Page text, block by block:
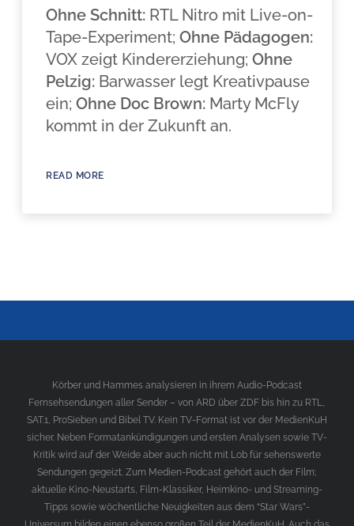
Ohne Schnitt: RTL Nitro mit Live-on-
Tape-Experiment; Ohne Pädagogen:
VOX zeigt Kindererziehung;Ohne
Pelzig: Barwasser legt Kreativpause
ein;Ohne Doc Brown: Marty McFly
kommt in der Zukunft an.
READ MORE
Körber und Hammes analysieren in ihrem Audio-Podcast
Fernsehsendungen aller Sender – von ARD über ZDF bis hin zu RTL,
SAT.1, ProSieben und Bibel TV. Kein TV-Format ist vor der MedienKuH
sicher. Neben Formatankündigungen und ersten Analysen sowie TV-
Kritik wird auf der Weide aber auch nicht mit Lob für sehenswerte
Sendungen gegeizt. Zum Medien-Podcast gehört auch der Film;
aktuelle Kino-Neustarts, Film-Klassiker, Heimkino- und Streaming-
Tipps sowie wöchentliche Neuigkeiten aus dem “Star Wars”-